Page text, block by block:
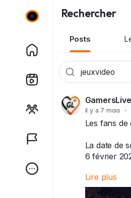
Rechercher
Posts
il y a 7 mois ·
Les fans
La date de
6 février
Découvrez
les routes
Lire plus